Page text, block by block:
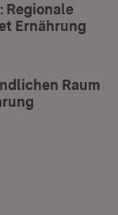
Regionale
Ernährung
Raum